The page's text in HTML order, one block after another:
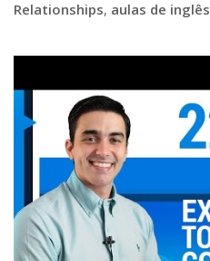
Relationships, aulas de inglês